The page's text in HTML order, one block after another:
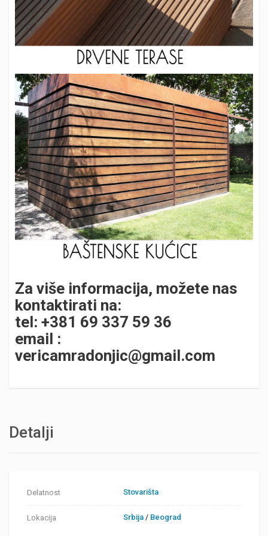
Za više informacija, možete nas
kontaktirati na:
tel: +381 69 337 59 36
email :
vericamradonjic@gmail.com
Detalji
Delatnost Stovarišta
Lokacija Srbija / Beograd